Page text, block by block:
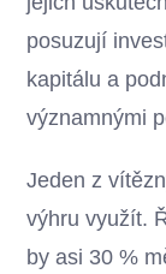
posuzují
kapitálu a
významnými
Jeden z
výhru využít.
by asi 30 %